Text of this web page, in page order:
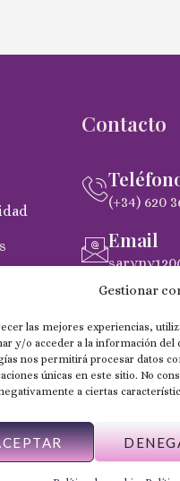
Gestionar
las mejores experiencias,
y/o acceder a la información
nos permitirá procesar datos
únicas en este sitio. No
a ciertas
Contacto
(+34) 620
Email
C.
Las
Web